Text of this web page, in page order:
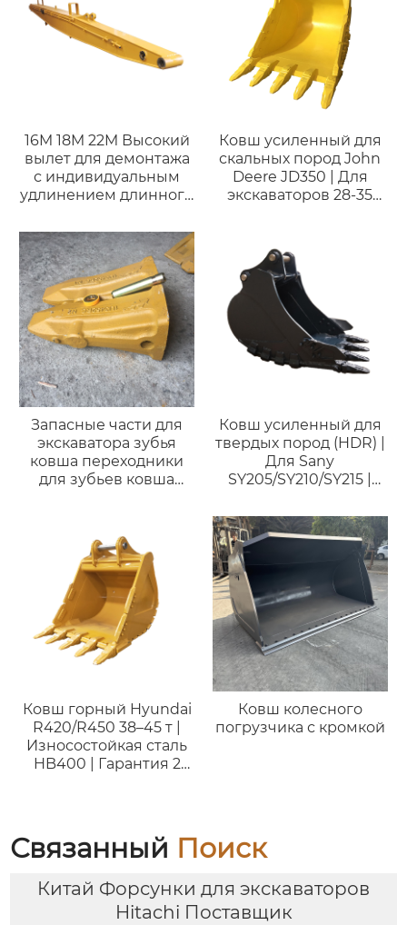
16M 18M 22M Высокий
вылет для демонтажа
с индивидуальным
удлинением длинного
экскаваторов на 25-50
тонн
Ковш усиленный для
скальных пород John
Deere JD350 | Для
экскаваторов 28-35
Запасные части для
экскаватора зубья
ковша переходники
для зубьев ковша
ковшей
Ковш усиленный для
твердых пород (HDR) |
Для Sany
SY205/SY210/SY215 |
экскаваторов 18-23
тонн
Ковш горный Hyundai
R420/R450 38–45 т |
Износостойкая сталь
HB400 | Гарантия 2
Ковш колесного
погрузчика с кромкой
Связанный Поиск
Китай Форсунки для экскаваторов
Hitachi Поставщик